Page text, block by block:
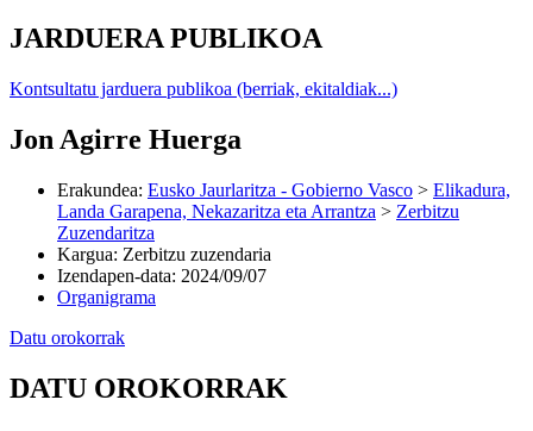
JARDUERA PUBLIKOA
Kontsultatu jarduera publikoa (berriak, ekitaldiak...)
Jon Agirre Huerga
Erakundea: Eusko Jaurlaritza - Gobierno Vasco > Elikadura,
Landa Garapena, Nekazaritza eta Arrantza > Zerbitzu
Zuzendaritza
Kargua: Zerbitzu zuzendaria
Izendapen-data: 2024/09/07
Organigrama
Datu orokorrak
DATU OROKORRAK